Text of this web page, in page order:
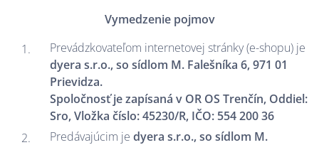
Vymedzenie pojmov
Prevádzkovateľom internetovej stránky (e-shopu) je
dyera s.r.o., so sídlom M. Falešníka 6, 971 01
Prievidza.
Spoločnosť je zapísaná v OR OS Trenčín, Oddiel:
Sro, Vložka číslo: 45230/R, IČO: 554 200 36
Predávajúcim je dyera s.r.o., so sídlom M.